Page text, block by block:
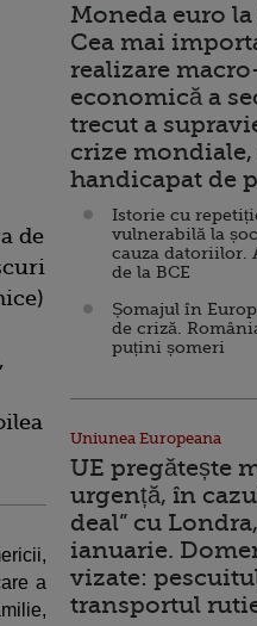
de
a
Moneda euro la
Cea mai
realizare
economică a
trecut a
crize
handicapat de
Istorie cu
vulnerabilă la
cauza datoriilor.
de la BCE
Șomajul în
de criză.
puțini șomeri
Uniunea Europeana
UE pregătește
urgență, în
deal” cu
ianuarie.
vizate:
transportul